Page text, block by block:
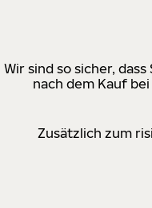
Wir sind so sicher,
nach dem Kauf
Zusätzlich zum